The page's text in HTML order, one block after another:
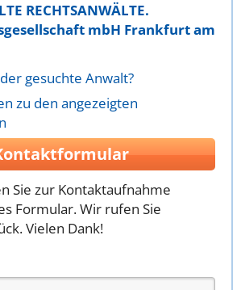
RECHTSANWÄLTE.
mbH Frankfurt am
gesuchte Anwalt?
zu den angezeigten
Sie zur Kontaktaufnahme
Formular. Wir rufen Sie
Vielen Dank!